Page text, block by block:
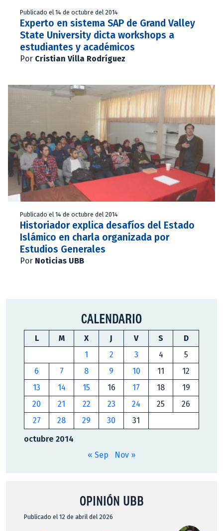
Publicado el 14 de octubre del 2014
Experto en sistema SAP de Grand Valley
State University dicta workshops a
estudiantes y académicos
Por Cristian Villa Rodríguez
Publicado el 14 de octubre del 2014
Historiador explica desafíos del Estado
Islámico en charla organizada por
Estudios Generales
Por Noticias UBB
CALENDARIO
octubre 2014
L M X J V S
D
1
2 3 4
5
6
7 8 9 10 11
12
13
14 15 16 17 18
19
20
21 22 23 24 25
26
27
28 29 30 31
« Sep Nov »
OPINIÓN UBB
Publicado el 12 de abril del 2026